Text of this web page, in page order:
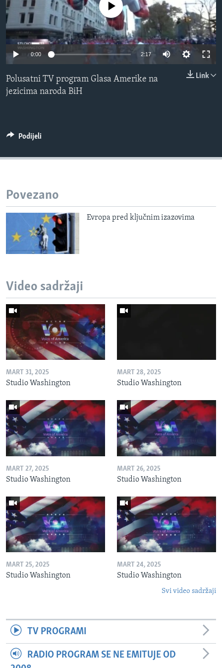
MAGAZIN
O GLASU AMERIKE
Learning English
PRATITE NAS
No media source currently available
0:00 2:17
Link
Polusatni TV program Glasa Amerike na
jezicima naroda BiH
Podijeli
Povezano
Evropa pred ključnim izazovima
Video sadržaji
MART 31, 2025
Studio Washington
MART 28, 2025
Studio Washington
MART 27, 2025
Studio Washington
MART 26, 2025
Studio Washington
MART 25, 2025
Studio Washington
MART 24, 2025
Studio Washington
Svi video sadržaji
TV PROGRAMI
RADIO PROGRAM SE NE EMITUJE OD